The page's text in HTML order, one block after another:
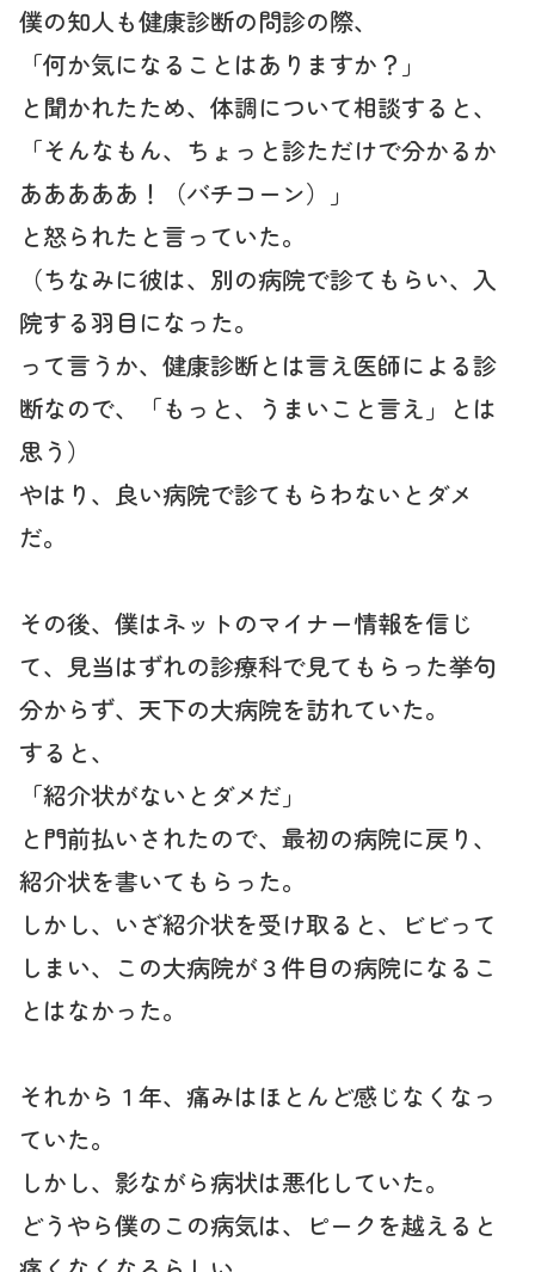
僕の知人も健康診断の問診の際、
「何か気になることはありますか？」
と聞かれたため、体調について相談すると、
「そんなもん、ちょっと診ただけで分かるか
あああああ！（バチコーン）」
と怒られたと言っていた。
（ちなみに彼は、別の病院で診てもらい、入
院する羽目になった。
って言うか、健康診断とは言え医師による診
断なので、「もっと、うまいこと言え」とは
思う）
やはり、良い病院で診てもらわないとダメ
だ。
その後、僕はネットのマイナー情報を信じ
て、見当はずれの診療科で見てもらった挙句
分からず、天下の大病院を訪れていた。
すると、
「紹介状がないとダメだ」
と門前払いされたので、最初の病院に戻り、
紹介状を書いてもらった。
しかし、いざ紹介状を受け取ると、ビビって
しまい、この大病院が３件目の病院になるこ
とはなかった。
それから１年、痛みはほとんど感じなくなっ
ていた。
しかし、影ながら病状は悪化していた。
どうやら僕のこの病気は、ピークを越えると